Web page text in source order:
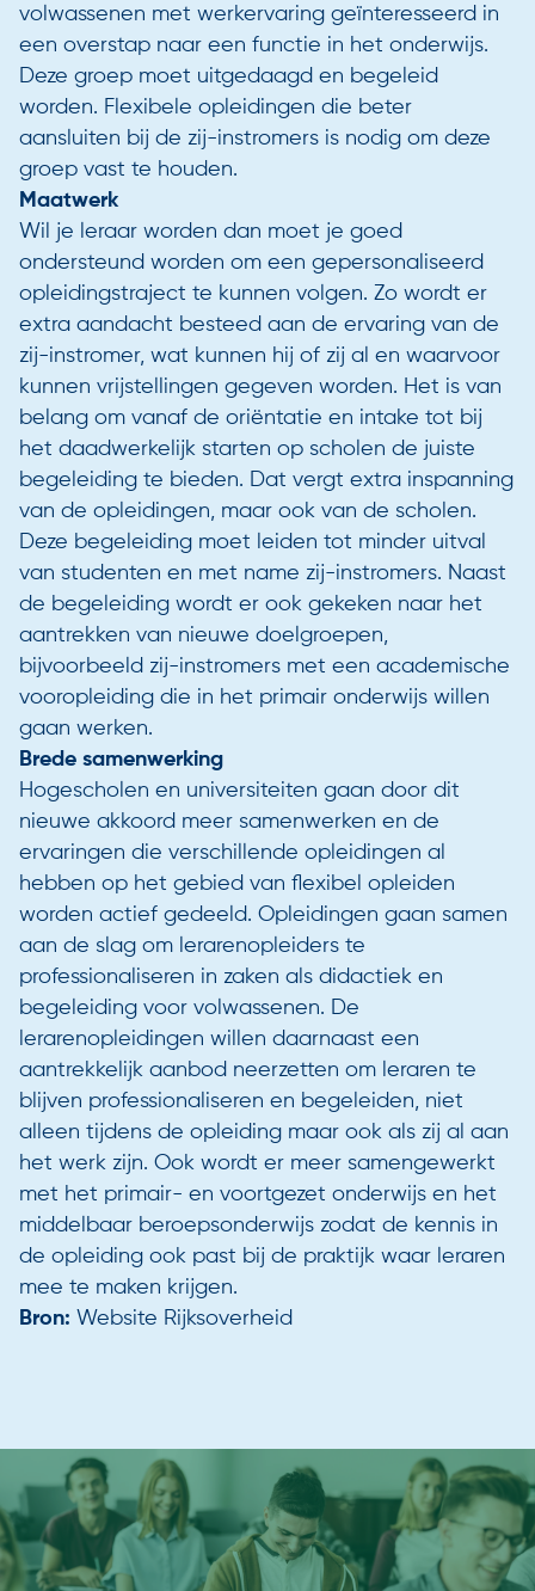
volwassenen met werkervaring geïnteresseerd in
een overstap naar een functie in het onderwijs.
Deze groep moet uitgedaagd en begeleid
worden. Flexibele opleidingen die beter
aansluiten bij de zij-instromers is nodig om deze
groep vast te houden.
Maatwerk
Wil je leraar worden dan moet je goed
ondersteund worden om een gepersonaliseerd
opleidingstraject te kunnen volgen. Zo wordt er
extra aandacht besteed aan de ervaring van de
zij-instromer, wat kunnen hij of zij al en waarvoor
kunnen vrijstellingen gegeven worden. Het is van
belang om vanaf de oriëntatie en intake tot bij
het daadwerkelijk starten op scholen de juiste
begeleiding te bieden. Dat vergt extra inspanning
van de opleidingen, maar ook van de scholen.
Deze begeleiding moet leiden tot minder uitval
van studenten en met name zij-instromers. Naast
de begeleiding wordt er ook gekeken naar het
aantrekken van nieuwe doelgroepen,
bijvoorbeeld zij-instromers met een academische
vooropleiding die in het primair onderwijs willen
gaan werken.
Brede samenwerking
Hogescholen en universiteiten gaan door dit
nieuwe akkoord meer samenwerken en de
ervaringen die verschillende opleidingen al
hebben op het gebied van flexibel opleiden
worden actief gedeeld. Opleidingen gaan samen
aan de slag om lerarenopleiders te
professionaliseren in zaken als didactiek en
begeleiding voor volwassenen. De
lerarenopleidingen willen daarnaast een
aantrekkelijk aanbod neerzetten om leraren te
blijven professionaliseren en begeleiden, niet
alleen tijdens de opleiding maar ook als zij al aan
het werk zijn. Ook wordt er meer samengewerkt
met het primair- en voortgezet onderwijs en het
middelbaar beroepsonderwijs zodat de kennis in
de opleiding ook past bij de praktijk waar leraren
mee te maken krijgen.
Bron: Website Rijksoverheid